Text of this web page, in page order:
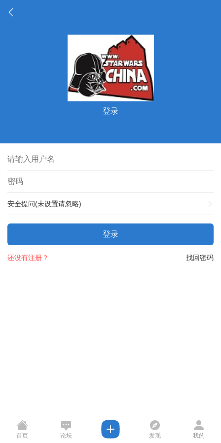
登录
安全提问(未设置请忽略)
登录
找回密码
还没有注册？
首页 论坛 发现 我的